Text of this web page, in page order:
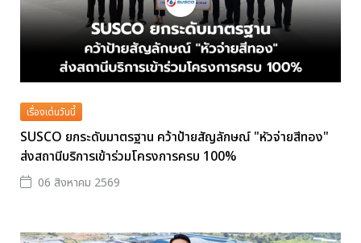
เรื่องเด่นวันนี้
SUSCO ยกระดับมาตรฐาน คว้าป้ายสัญลักษณ์ "หัวจ่ายสีทอง"
ส่งสถานีบริการเข้าร่วมโครงการครบ 100%
06 สิงหาคม 2569